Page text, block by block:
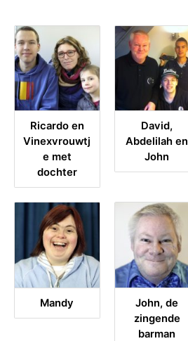
Ricardo en
Vinexvrouwtj
e met
dochter
David,
Abdelilah en
John
Mandy
John, de
zingende
barman